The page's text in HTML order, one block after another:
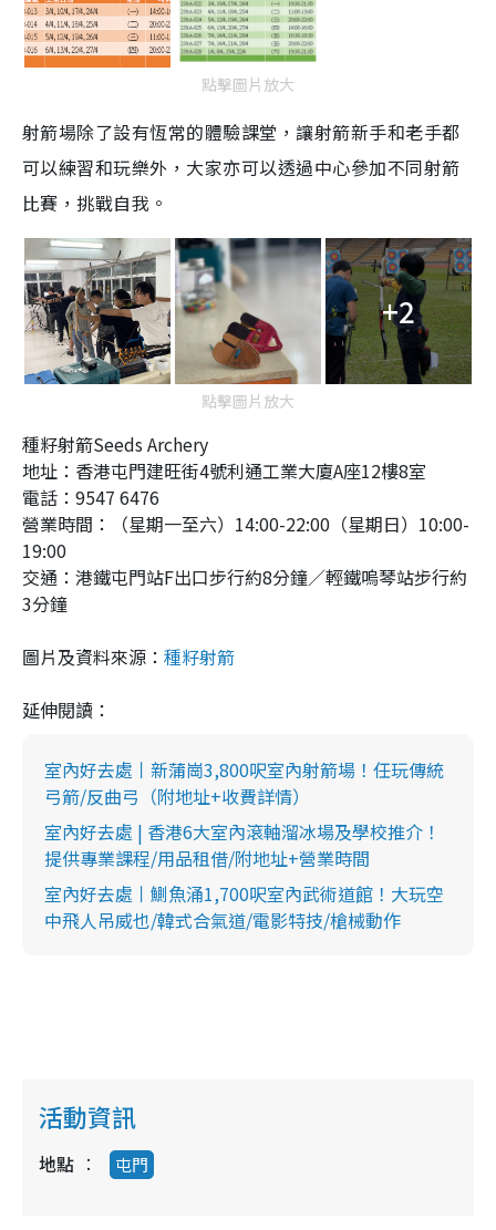
點擊圖片放大
射箭場除了設有恆常的體驗課堂，讓射箭新手和老手都
可以練習和玩樂外，大家亦可以透過中心參加不同射箭
比賽，挑戰自我。
+2
點擊圖片放大
種籽射箭Seeds Archery
地址：香港屯門建旺街4號利通工業大廈A座12樓8室
電話：9547 6476
營業時間：（星期一至六）14:00-22:00（星期日）10:00-
19:00
交通：港鐵屯門站F出口步行約8分鐘／輕鐵嗚琴站步行約
3分鐘
圖片及資料來源： 種籽射箭
延伸閱讀：
室內好去處丨新蒲崗3,800呎室內射箭場！任玩傳統
弓箭/反曲弓（附地址+收費詳情）
室內好去處 | 香港6大室內滾軸溜冰場及學校推介！
提供專業課程/用品租借/附地址+營業時間
室內好去處丨鰂魚涌1,700呎室內武術道館！大玩空
中飛人吊威也/韓式合氣道/電影特技/槍械動作
活動資訊
地點 屯門